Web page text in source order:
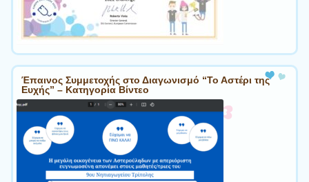
Έπαινος Συμμετοχής στο Διαγωνισμό “Το Αστέρι της
Ευχής” – Κατηγορία Βίντεο